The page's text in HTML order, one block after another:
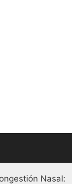
Nasal: